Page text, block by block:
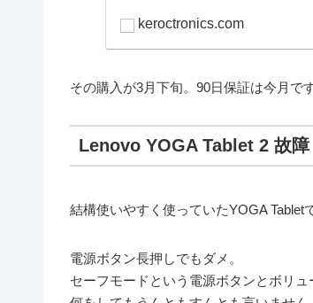
keroctronics.com
その購入が3月下旬。90日保証は今月です
Lenovo YOGA Tablet 2 故障
結構使いやすく使っていたYOGA Tablet
電源ボタン長押しでもダメ。
セーフモードという電源ボタンとボリュ